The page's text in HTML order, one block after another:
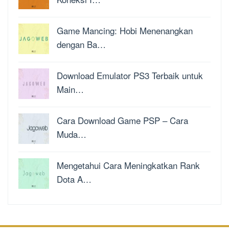
Game Mancing: Hobi Menenangkan
dengan Ba…
Download Emulator PS3 Terbaik untuk
Main…
Cara Download Game PSP – Cara
Muda…
Mengetahui Cara Meningkatkan Rank
Dota A…